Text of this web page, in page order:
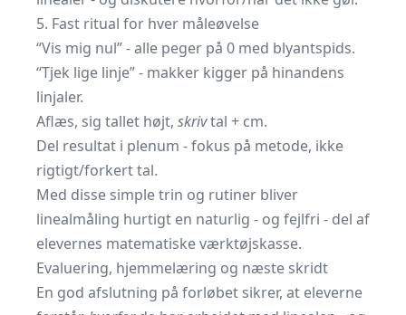
5. Fast ritual for hver måleøvelse
“Vis mig nul” - alle peger på 0 med blyantspids.
“Tjek lige linje” - makker kigger på hinandens
linjaler.
Aflæs, sig tallet højt, skrivtal + cm.
Del resultat i plenum - fokus på metode, ikke
rigtigt/forkert tal.
Med disse simple trin og rutiner bliver
linealmåling hurtigt en naturlig - og fejlfri - del af
elevernes matematiske værktøjskasse.
Evaluering, hjemmelæring og næste skridt
En god afslutning på forløbet sikrer, at eleverne